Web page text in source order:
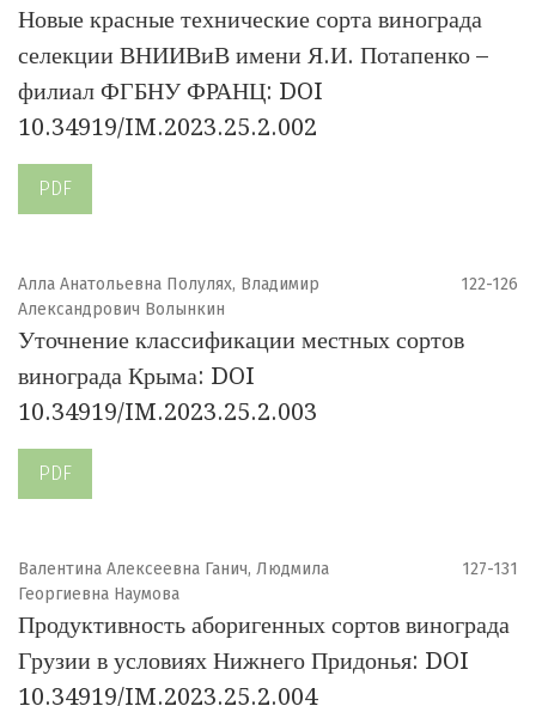
Новые красные технические сорта винограда
селекции ВНИИВиВ имени Я.И. Потапенко –
филиал ФГБНУ ФРАНЦ: DOI
10.34919/IM.2023.25.2.002
PDF
Алла Анатольевна Полулях, Владимир
Александрович Волынкин
122-126
Уточнение классификации местных сортов
винограда Крыма: DOI
10.34919/IM.2023.25.2.003
PDF
Валентина Алексеевна Ганич, Людмила
Георгиевна Наумова
127-131
Продуктивность аборигенных сортов винограда
Грузии в условиях Нижнего Придонья: DOI
10.34919/IM.2023.25.2.004